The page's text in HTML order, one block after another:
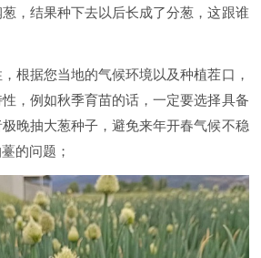
，结果种下去以后长成了分葱，这跟谁
根据您当地的气候环境以及种植茬口，
，例如秋季育苗的话，一定要选择具备
晚抽大葱种子，避免来年开春气候不稳
的问题；